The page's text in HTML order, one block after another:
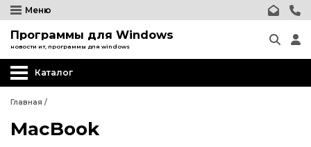
Меню
Программы для Windows
новости ит, программы для windows
Каталог
Главная /
MacBook